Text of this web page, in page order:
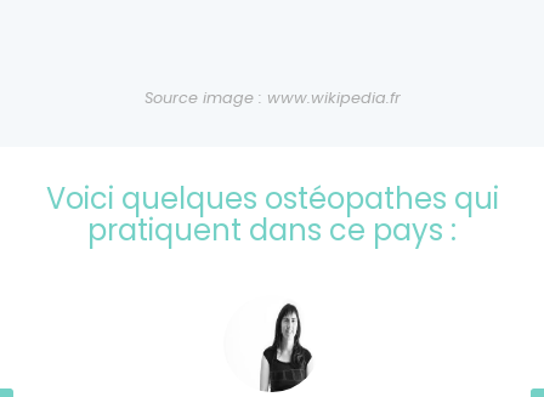
Source image : www.wikipedia.fr
Voici quelques ostéopathes qui
pratiquent dans ce pays :